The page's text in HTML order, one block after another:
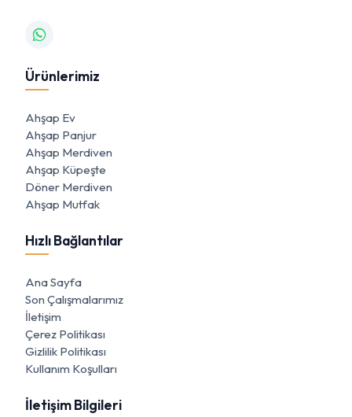
Ürünlerimiz
Ahşap Ev
Ahşap Panjur
Ahşap Merdiven
Ahşap Küpeşte
Döner Merdiven
Ahşap Mutfak
Hızlı Bağlantılar
Ana Sayfa
Son Çalışmalarımız
İletişim
Çerez Politikası
Gizlilik Politikası
Kullanım Koşulları
İletişim Bilgileri